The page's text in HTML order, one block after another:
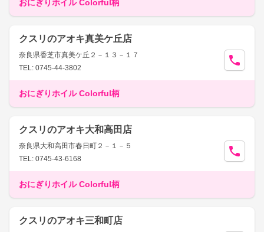
おにぎりホイル Colorful柄
クスリのアオキ真美ケ丘店
奈良県香芝市真美ケ丘２－１３－１７
TEL: 0745-44-3802
おにぎりホイル Colorful柄
クスリのアオキ大和高田店
奈良県大和高田市春日町２－１－５
TEL: 0745-43-6168
おにぎりホイル Colorful柄
クスリのアオキ三和町店